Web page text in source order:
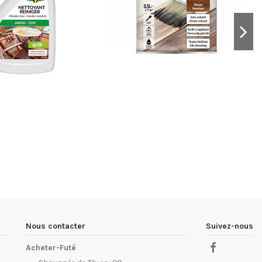
Nous contacter
Acheter-Futé
Suivez-nous